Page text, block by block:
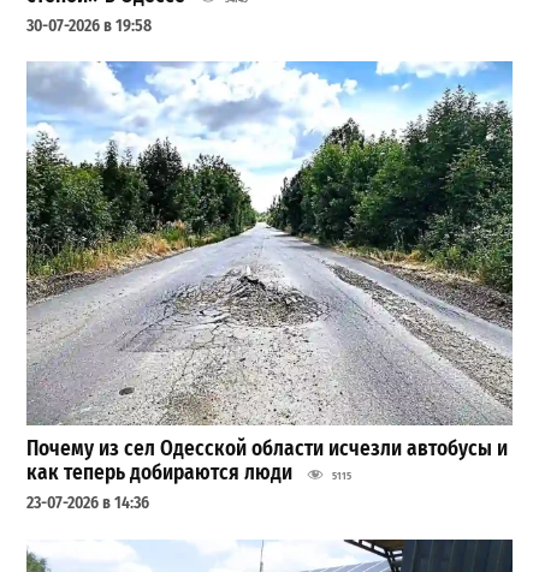
30-07-2026 в 19:58
Почему из сел Одесской области исчезли автобусы и
как теперь добираются люди
5115
23-07-2026 в 14:36